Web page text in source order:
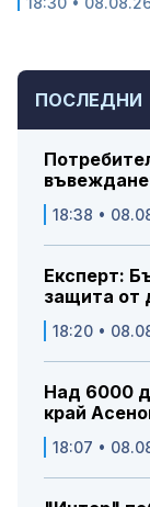
ПОСЛЕДНИ
18:38 •
Експерт:
защита от
18:20 •
Над 6000
край
18:07 •